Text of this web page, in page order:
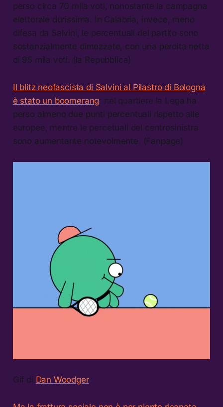
perso circa 70 mila voti, nonostante la campagna
elettorale durissima. In Calabria, invece, meno
difesa da Salvini, le percentuali del partito sono
sostanzialmente dimezzate, con una perdita netta
di 95 mila voti. (la Repubblica)
Il blitz neofascista di Salvini al Pilastro di Bologna
è stato un boomerang: nel quartiere la Lega ha
perso almeno due punti percentuali rispetto alle
europee, mentre le percetuali del centrosinistra
sono aumentante notevolmente. (Fanpage)
Gif di Dan Woodger